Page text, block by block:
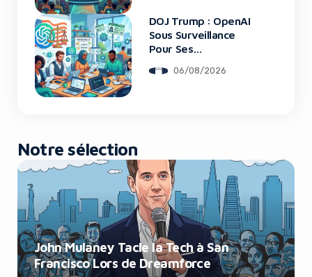
DOJ Trump : OpenAI
Sous Surveillance
Pour Ses
06/08/2026
Notre sélection
John Mulaney Tacle la Tech à San
Francisco Lors de Dreamforce